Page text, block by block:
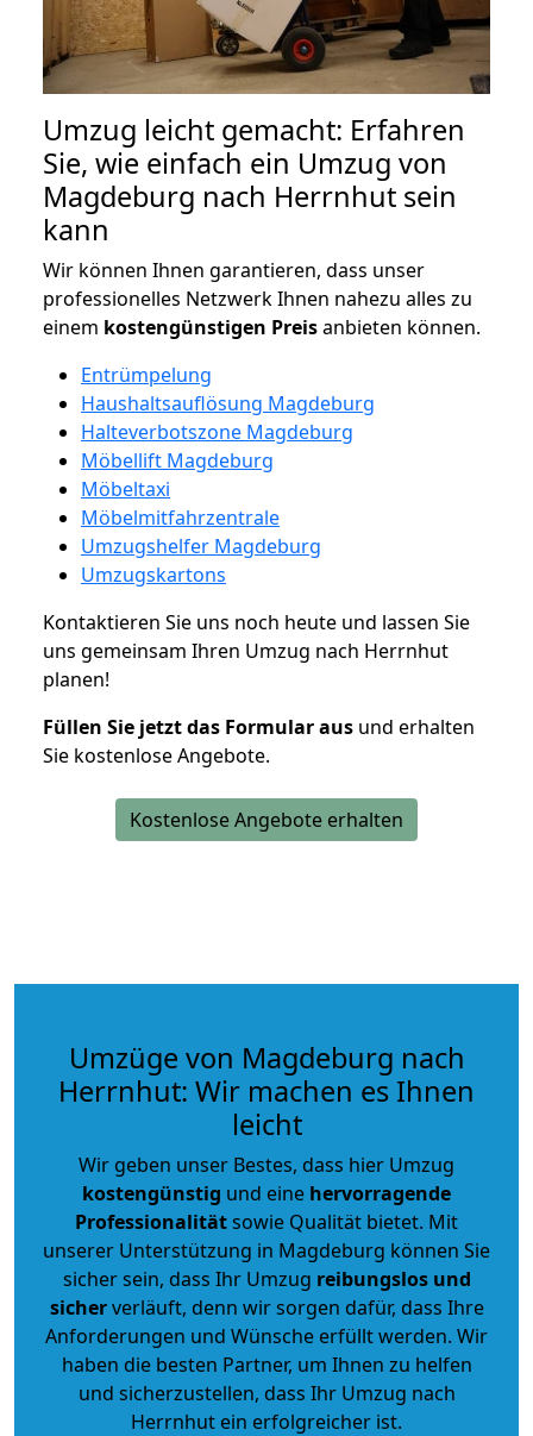
Umzug leicht gemacht: Erfahren
Sie, wie einfach ein Umzug von
Magdeburg nach Herrnhut sein
kann
Wir können Ihnen garantieren, dass unser
professionelles Netzwerk Ihnen nahezu alles zu
einem kostengünstigen Preisanbieten können.
Entrümpelung
Haushaltsauflösung Magdeburg
Halteverbotszone Magdeburg
Möbellift Magdeburg
Möbeltaxi
Möbelmitfahrzentrale
Umzugshelfer Magdeburg
Umzugskartons
Kontaktieren Sie uns noch heute und lassen Sie
uns gemeinsam Ihren Umzug nach Herrnhut
planen!
Füllen Sie jetzt das Formular aus und erhalten
Sie kostenlose Angebote.
Kostenlose Angebote erhalten
Umzüge von Magdeburg nach
Herrnhut: Wir machen es Ihnen
leicht
Wir geben unser Bestes, dass hier Umzug
kostengünstig und eine hervorragende
Professionalitätsowie Qualität bietet. Mit
unserer Unterstützung in Magdeburg können Sie
sicher sein, dass Ihr Umzug reibungslos und
sicherverläuft, denn wir sorgen dafür, dass Ihre
Anforderungen und Wünsche erfüllt werden. Wir
haben die besten Partner, um Ihnen zu helfen
und sicherzustellen, dass Ihr Umzug nach
Herrnhut ein erfolgreicher ist.